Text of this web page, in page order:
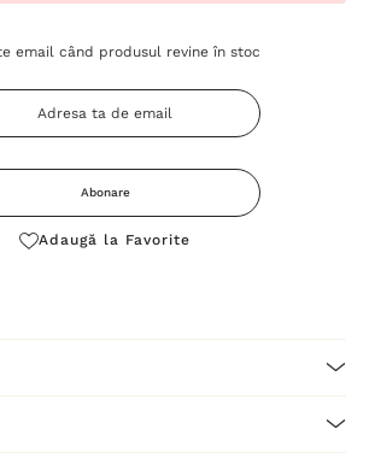
email când produsul revine în stoc
Abonare
Adaugă la Favorite